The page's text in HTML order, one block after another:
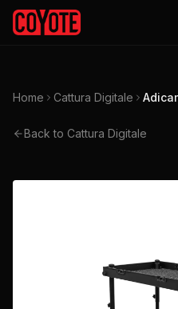
Home Cattura Digitale
Back to Cattura Digitale